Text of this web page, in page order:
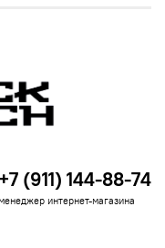
+7 (911) 144-88-74
менеджер интернет-магазина